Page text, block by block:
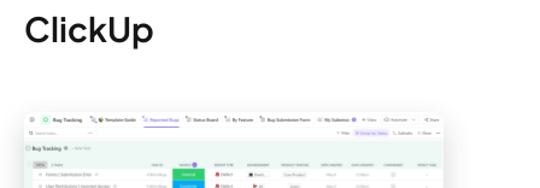
ClickUp